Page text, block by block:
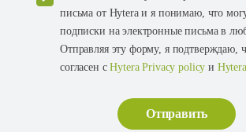
письма от Hytera и я понимаю, что могу
подписки на электронные письма в
Отправляя эту форму, я подтверждаю,
согласен сHytera Privacy policy и